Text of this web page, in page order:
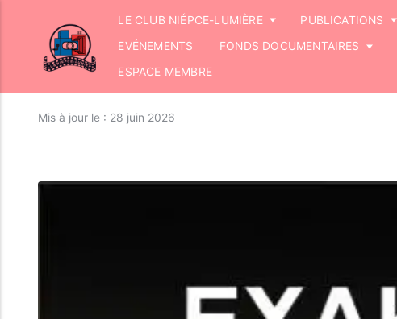
LE CLUB NIÉPCE-LUMIÈRE PUBLICATIONS
EVÉNEMENTS FONDS DOCUMENTAIRES
ESPACE MEMBRE
Mis à jour le : 28 juin 2026